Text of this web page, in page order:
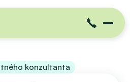
konzultanta